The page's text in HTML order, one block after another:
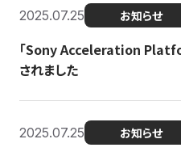
2025.07.25 お知らせ
「Sony Acceleration
されました
2025.07.25 お知らせ